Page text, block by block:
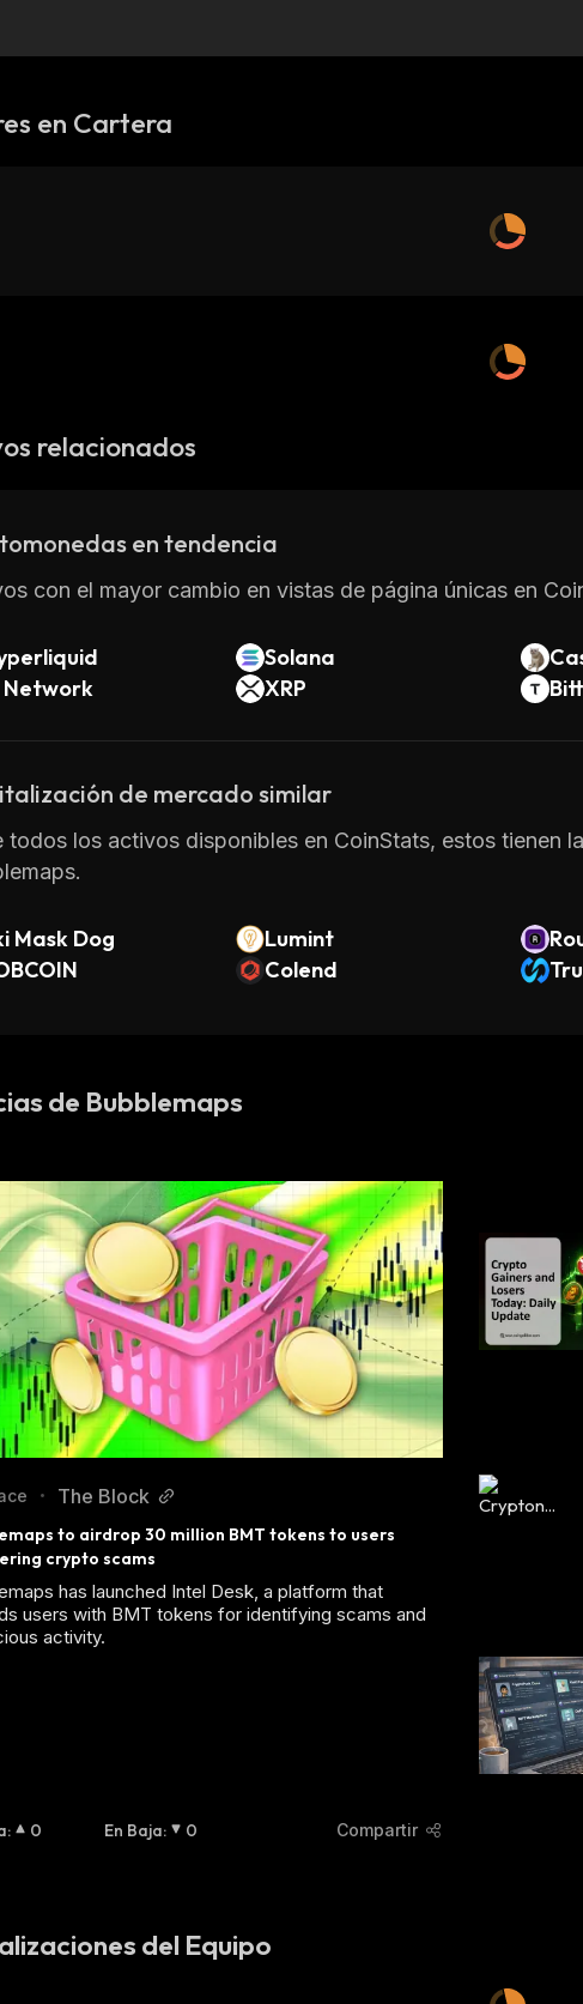
en Cartera
relacionados
en tendencia
con el mayor cambio en vistas de página únicas en
Solana
Network
XRP
de mercado similar
todos los activos disponibles en CoinStats, estos tienen
Mask Dog Lumint
Colend
de Bubblemaps
• The Block
to airdrop 30 million BMT tokens to users
crypto scams
has launched Intel Desk, a platform that
users with BMT tokens for identifying scams and
activity.
: 0 En Baja: 0 Compartir
del Equipo